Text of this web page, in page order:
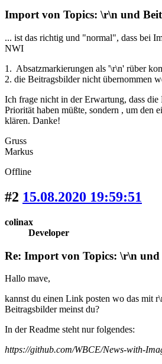
Import von Topics: \r\n und
... ist das richtig und "normal", dass bei
NWI
1. Absatzmarkierungen als '\r\n' rüber
2. die Beitragsbilder nicht übernommen
Ich frage nicht in der Erwartung, dass
Priorität haben müßte, sondern , um den
klären. Danke!
Gruss
Markus
Offline
#2 15.08.2020 19:59:51
colinax
Developer
Re: Import von Topics: \r\n
Hallo mave,
kannst du einen Link posten wo das mit
Beitragsbilder meinst du?
In der Readme steht nur folgendes:
https://github.com/WBCE/News-with-